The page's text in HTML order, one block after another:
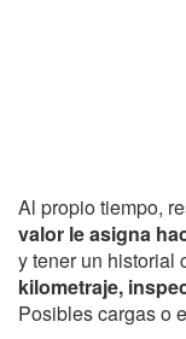
Al propio tiempo,
valor le asigna
y tener un historial
kilometraje,
Posibles cargas o